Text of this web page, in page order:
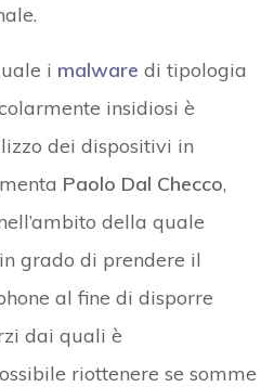
i malware di tipologia
insidiosi è
dei dispositivi in
Paolo Dal Checco,
della quale
grado di prendere il
al fine di disporre
dai quali è
riottenere se somme